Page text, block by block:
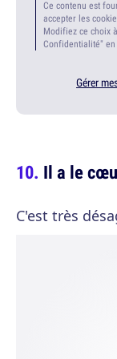
Ce contenu est
accepter les
Modifiez ce choix
Confidentialité" en
Gérer
Il a le
C'est très